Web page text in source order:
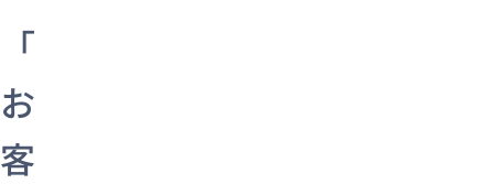
「
お
客